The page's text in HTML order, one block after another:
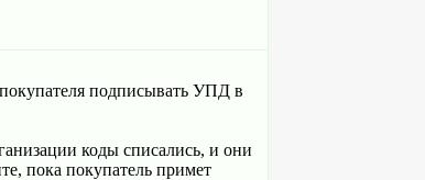
подписывать УПД в
коды списались, и они
пока покупатель примет